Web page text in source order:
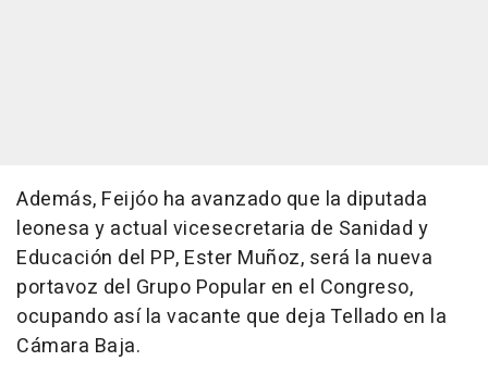
Además, Feijóo ha avanzado que la diputada
leonesa y actual vicesecretaria de Sanidad y
Educación del PP, Ester Muñoz, será la nueva
portavoz del Grupo Popular en el Congreso,
ocupando así la vacante que deja Tellado en la
Cámara Baja.